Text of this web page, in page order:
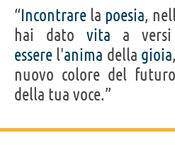
“Incontrare la poesia,
hai dato vita a versi
essere l'anima della gioia
nuovo colore del
della tua voce.”